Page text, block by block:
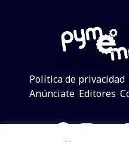
Política de privacidad
Anúnciate Editores